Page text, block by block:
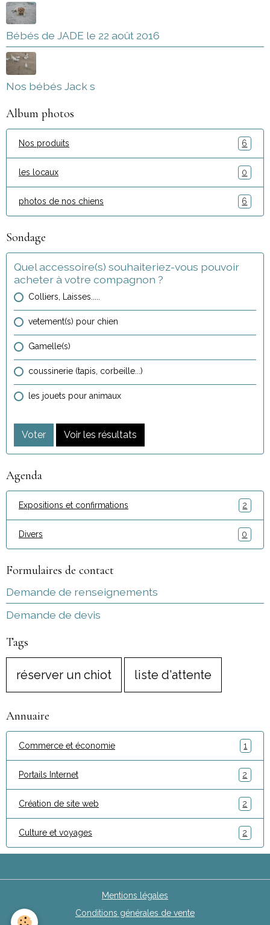
Bébés de JADE le 22 août 2016
Nos bébés Jack s
Album photos
Nos produits 6
les locaux 0
photos de nos chiens 6
Sondage
Quel accessoire(s) souhaiteriez-vous pouvoir
acheter à votre compagnon ?
Colliers, Laisses.....
vetement(s) pour chien
Gamelle(s)
coussinerie (tapis, corbeille...)
les jouets pour animaux
Voter Voir les résultats
Agenda
Expositions et confirmations 2
Divers 0
Formulaires de contact
Demande de renseignements
Demande de devis
Tags
réserver un chiot liste d'attente
Annuaire
Commerce et économie 1
Portails Internet 2
Création de site web 2
Culture et voyages 2
Mentions légales
Conditions générales de vente